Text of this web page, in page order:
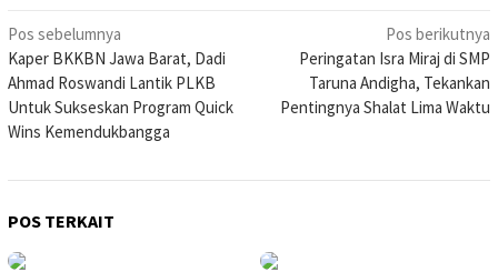
Navigasi
pos
Pos sebelumnya
Kaper BKKBN Jawa Barat, Dadi
Ahmad Roswandi Lantik PLKB
Untuk Sukseskan Program Quick
Wins Kemendukbangga
Pos berikutnya
Peringatan Isra Miraj di SMP
Taruna Andigha, Tekankan
Pentingnya Shalat Lima Waktu
POS TERKAIT